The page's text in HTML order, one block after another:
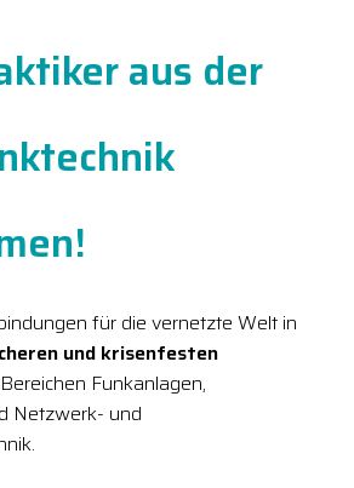
aus der
für die vernetzte Welt in
und krisenfesten
Funkanlagen,
Netzwerk- und